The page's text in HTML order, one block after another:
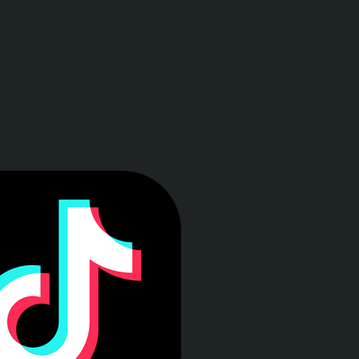
ventana)